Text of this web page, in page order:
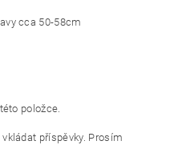
cca 50-58cm
položce.
příspěvky. Prosím